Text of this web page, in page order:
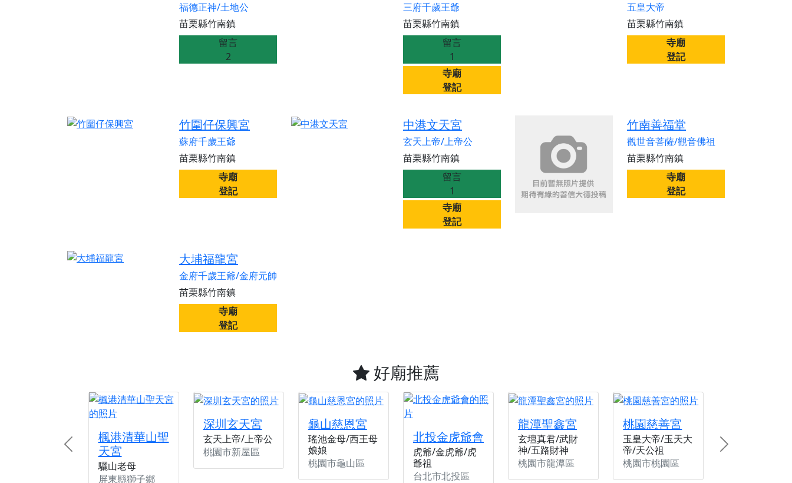
福德正神/土地公
苗栗縣竹南鎮
留言
2
三府千歲王爺
苗栗縣竹南鎮
留言
1
寺廟
登記
五皇大帝
苗栗縣竹南鎮
寺廟
登記
竹圍仔保興宮
蘇府千歲王爺
苗栗縣竹南鎮
寺廟
登記
中港文天宮
玄天上帝/上帝公
苗栗縣竹南鎮
留言
1
寺廟
登記
竹南善福堂
觀世音菩薩/觀音佛祖
苗栗縣竹南鎮
寺廟
登記
大埔福龍宮
金府千歲王爺/金府元帥
苗栗縣竹南鎮
寺廟
登記
好廟推薦
楓港清華山聖
天宮
驪山老母
屏東縣獅子鄉
深圳玄天宮
玄天上帝/上帝公
桃園市新屋區
龜山慈恩宮
瑤池金母/西王母
娘娘
桃園市龜山區
北投金虎爺會
虎爺/金虎爺/虎
爺祖
台北市北投區
龍潭聖鑫宮
玄壇真君/武財
神/五路財神
桃園市龍潭區
桃園慈善宮
玉皇大帝/玉天大
帝/天公祖
桃園市桃園區
Previous Next